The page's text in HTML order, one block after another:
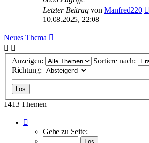
Letzter Beitrag von Manfred220
10.08.2025, 22:08
Neues Thema
Anzeigen:
Sortiere nach:
Richtung:
1413 Themen
von
Gehe zu Seite: